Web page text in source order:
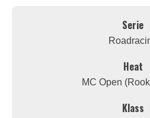
Serie
Heat
MC Open
Klass